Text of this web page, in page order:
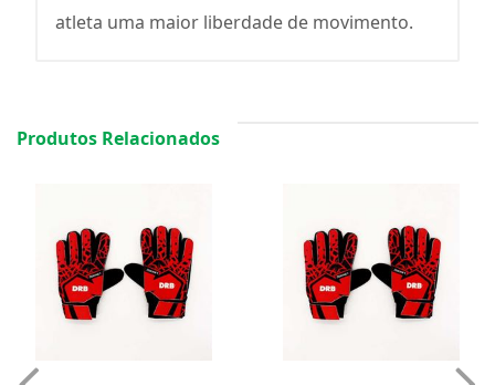
atleta uma maior liberdade de movimento.
Produtos Relacionados